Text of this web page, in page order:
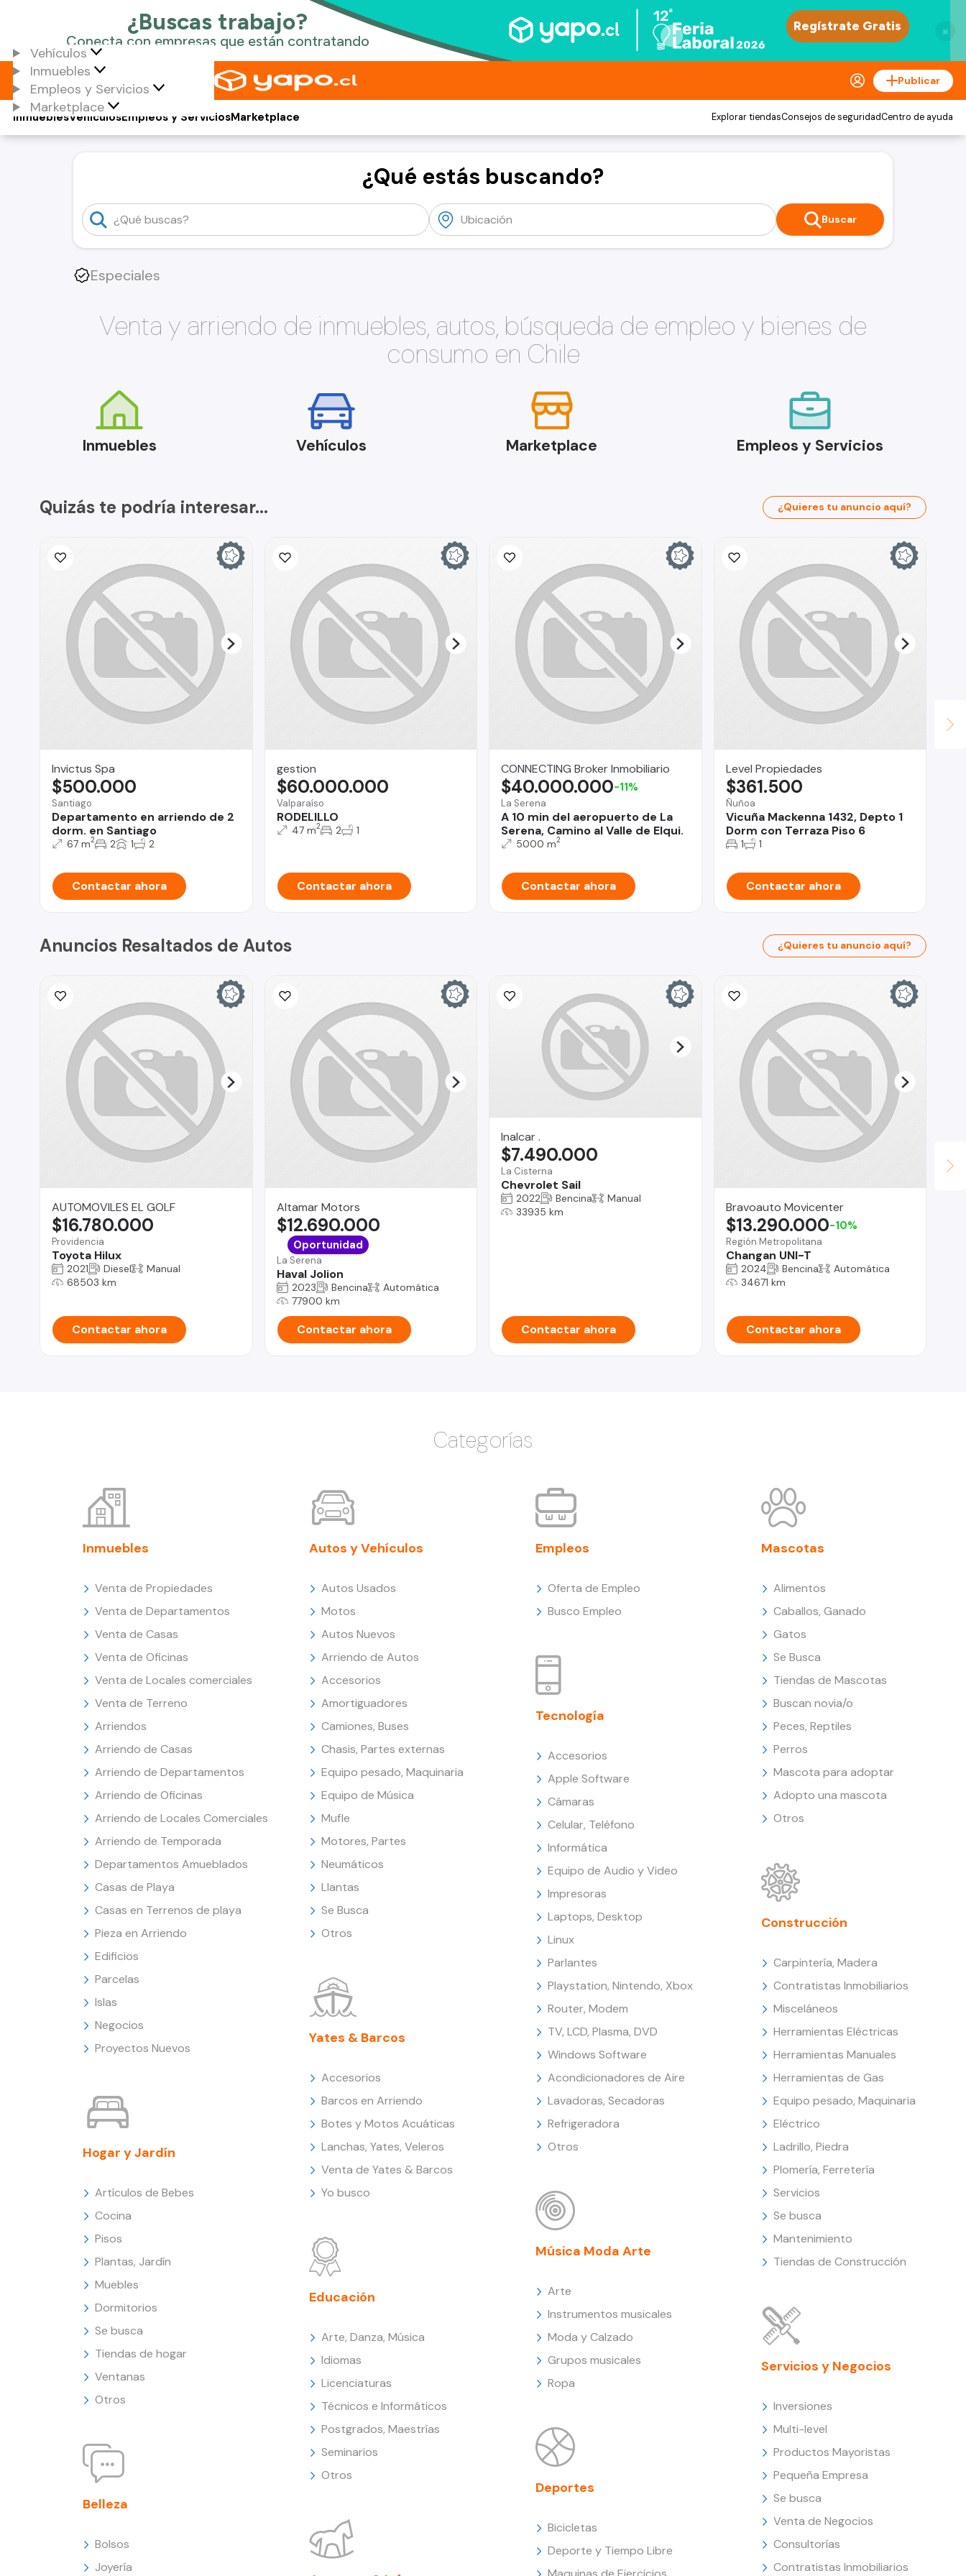
×
Vehículos
Inmuebles
Empleos y Servicios
Marketplace
Publicar
Vehículos
Inmuebles Empleos y ServiciosMarketplace Explorar tiendasConsejos de seguridadCentro de ayuda
¿Qué estás buscando?
Buscar
Especiales
Venta y arriendo de inmuebles, autos, búsqueda de empleo y bienes de
consumo en Chile
Inmuebles Vehículos Marketplace Empleos y Servicios
Quizás te podría interesar... ¿Quieres tu anuncio aquí?
Invictus Spa
Santiago
Departamento en arriendo de 2
dorm. en Santiago
$500.000
67 m2 2 1 2
Contactar ahora
gestion
Valparaíso
RODELILLO
$60.000.000
47 m2 2 1
Contactar ahora
CONNECTING Broker Inmobiliario
La Serena
A 10 min del aeropuerto de La
Serena, Camino al Valle de Elqui.
$40.000.000-11%
5000 m2
Contactar ahora
Level Propiedades
Ñuñoa
Vicuña Mackenna 1432, Depto 1
Dorm con Terraza Piso 6
$361.500
1 1
Contactar ahora
Anuncios Resaltados de Autos ¿Quieres tu anuncio aquí?
AUTOMOVILES EL GOLF
Providencia
Toyota Hilux
$16.780.000
2021 Diesel
Manual
68503 km
Contactar ahora
Altamar Motors
La Serena
Haval Jolion
$12.690.000
Oportunidad
2023 Bencina
Automática
77900 km
Contactar ahora
Inalcar .
La Cisterna
Chevrolet Sail
$7.490.000
2022 Bencina
Manual
33935 km
Contactar ahora
Bravoauto Movicenter
Región Metropolitana
Changan UNI-T
$13.290.000-10%
2024 Bencina
Automática
34671 km
Contactar ahora
Categorías
Inmuebles
Venta de Propiedades
Venta de Departamentos
Venta de Casas
Venta de Oficinas
Venta de Locales comerciales
Venta de Terreno
Arriendos
Arriendo de Casas
Arriendo de Departamentos
Arriendo de Oficinas
Arriendo de Locales Comerciales
Arriendo de Temporada
Departamentos Amueblados
Casas de Playa
Casas en Terrenos de playa
Pieza en Arriendo
Edificios
Parcelas
Islas
Negocios
Proyectos Nuevos
Hogar y Jardín
Artículos de Bebes
Cocina
Pisos
Plantas, Jardín
Muebles
Dormitorios
Se busca
Tiendas de hogar
Ventanas
Otros
Belleza
Bolsos
Joyería
Autos y Vehículos
Autos Usados
Motos
Autos Nuevos
Arriendo de Autos
Accesorios
Amortiguadores
Camiones, Buses
Chasis, Partes externas
Equipo pesado, Maquinaria
Equipo de Música
Mufle
Motores, Partes
Neumáticos
Llantas
Se Busca
Otros
Yates & Barcos
Accesorios
Barcos en Arriendo
Botes y Motos Acuáticas
Lanchas, Yates, Veleros
Venta de Yates & Barcos
Yo busco
Educación
Arte, Danza, Música
Idiomas
Licenciaturas
Técnicos e Informáticos
Postgrados, Maestrías
Seminarios
Otros
Empleos
Oferta de Empleo
Busco Empleo
Tecnología
Accesorios
Apple Software
Cámaras
Celular, Teléfono
Informática
Equipo de Audio y Video
Impresoras
Laptops, Desktop
Linux
Parlantes
Playstation, Nintendo, Xbox
Router, Modem
TV, LCD, Plasma, DVD
Windows Software
Acondicionadores de Aire
Lavadoras, Secadoras
Refrigeradora
Otros
Música Moda Arte
Arte
Instrumentos musicales
Moda y Calzado
Grupos musicales
Ropa
Deportes
Bicicletas
Deporte y Tiempo Libre
Mascotas
Alimentos
Caballos, Ganado
Gatos
Se Busca
Tiendas de Mascotas
Buscan novia/o
Peces, Reptiles
Perros
Mascota para adoptar
Adopto una mascota
Otros
Construcción
Carpintería, Madera
Contratistas Inmobiliarios
Misceláneos
Herramientas Eléctricas
Herramientas Manuales
Herramientas de Gas
Equipo pesado, Maquinaria
Eléctrico
Ladrillo, Piedra
Plomería, Ferretería
Servicios
Se busca
Mantenimiento
Tiendas de Construcción
Servicios y Negocios
Inversiones
Multi-level
Productos Mayoristas
Pequeña Empresa
Se busca
Venta de Negocios
Consultorías
Contratistas Inmobiliarios